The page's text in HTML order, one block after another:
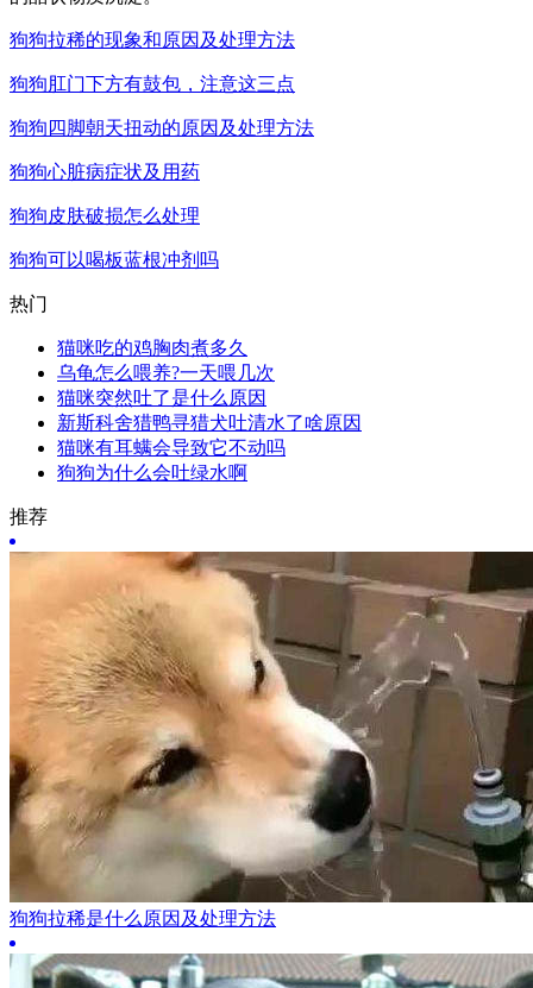
狗狗拉稀的现象和原因及处理方法
狗狗肛门下方有鼓包，注意这三点
狗狗四脚朝天扭动的原因及处理方法
狗狗心脏病症状及用药
狗狗皮肤破损怎么处理
狗狗可以喝板蓝根冲剂吗
热门
猫咪吃的鸡胸肉煮多久
乌龟怎么喂养?一天喂几次
猫咪突然吐了是什么原因
新斯科舍猎鸭寻猎犬吐清水了啥原因
猫咪有耳螨会导致它不动吗
狗狗为什么会吐绿水啊
推荐
狗狗拉稀是什么原因及处理方法